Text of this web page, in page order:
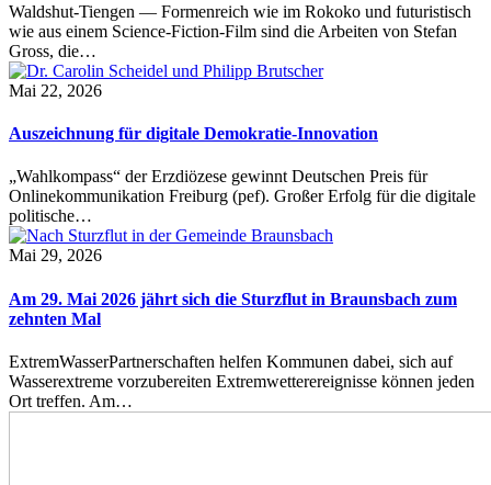
Waldshut-Tiengen — Formenreich wie im Rokoko und futuristisch
wie aus einem Science-Fiction-Film sind die Arbeiten von Stefan
Gross, die…
Mai 22, 2026
Auszeichnung für digitale Demokratie-Innovation
„Wahlkompass“ der Erzdiözese gewinnt Deutschen Preis für
Onlinekommunikation Freiburg (pef). Großer Erfolg für die digitale
politische…
Mai 29, 2026
Am 29. Mai 2026 jährt sich die Sturzflut in Braunsbach zum
zehnten Mal
ExtremWasserPartnerschaften helfen Kommunen dabei, sich auf
Wasserextreme vorzubereiten Extremwetterereignisse können jeden
Ort treffen. Am…